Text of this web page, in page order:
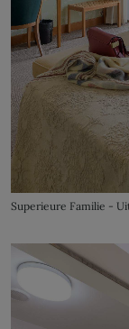
Superieure Familie -